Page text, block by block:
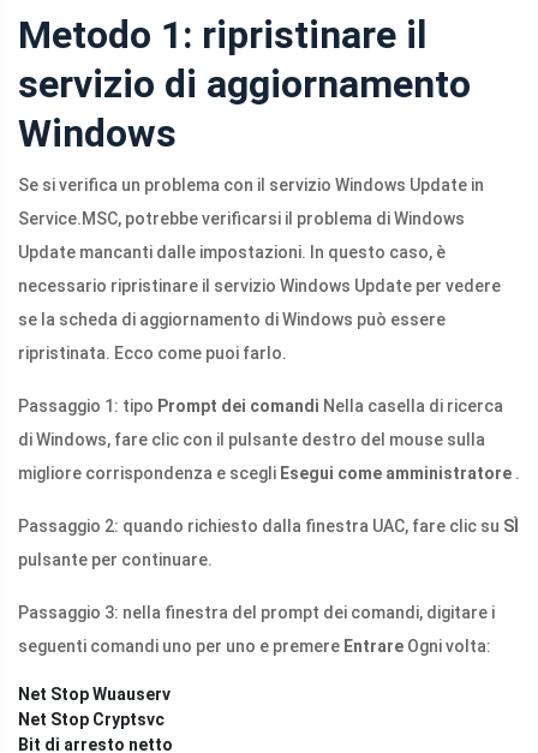
Metodo 1: ripristinare il
servizio di aggiornamento
Windows
Se si verifica un problema con il servizio Windows Update in
Service.MSC, potrebbe verificarsi il problema di Windows
Update mancanti dalle impostazioni. In questo caso, è
necessario ripristinare il servizio Windows Update per vedere
se la scheda di aggiornamento di Windows può essere
ripristinata. Ecco come puoi farlo.
Passaggio 1: tipo Prompt dei comandi Nella casella di ricerca
di Windows, fare clic con il pulsante destro del mouse sulla
migliore corrispondenza e scegli Esegui come amministratore .
Passaggio 2: quando richiesto dalla finestra UAC, fare clic su SÌ
pulsante per continuare.
Passaggio 3: nella finestra del prompt dei comandi, digitare i
seguenti comandi uno per uno e premere Entrare Ogni volta:
Net Stop Wuauserv
Net Stop Cryptsvc
Bit di arresto netto